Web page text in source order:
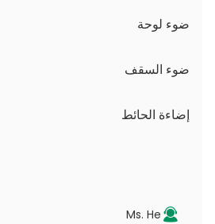
ضوء لوحة
سلسلة JDL
سلسلة DSDL
سلسلة MDL
ضوء السقف
سلسلة JCL
سلسلة الكهروضوئية
إضاءة الحائط
Ms. He